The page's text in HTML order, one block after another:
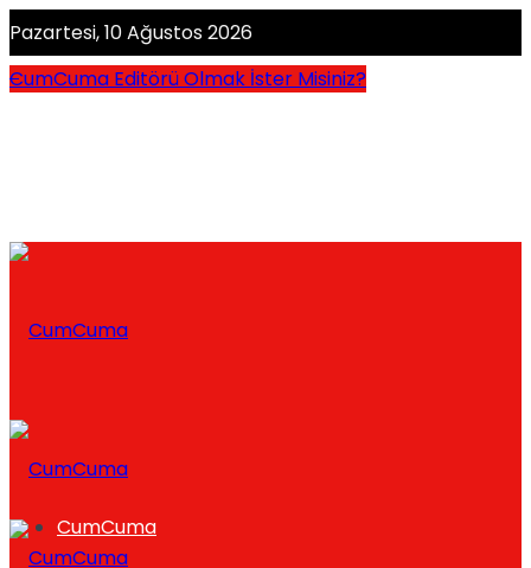
Pazartesi, 10 Ağustos 2026
CumCuma Editörü Olmak İster Misiniz?
CumCuma